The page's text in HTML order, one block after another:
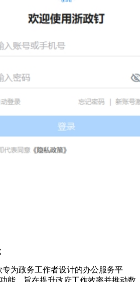
专为政务工作者设计的办公服务平
能，旨在提升政府工作效率并推动数